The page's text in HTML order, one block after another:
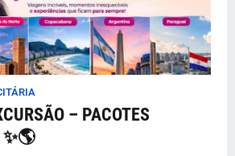
– PACOTES
✨🌎